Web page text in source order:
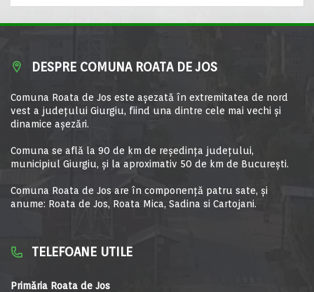
DESPRE COMUNA ROATA DE JOS
Comuna Roata de Jos este aşezată în extremitatea de nord
vest a judeţului Giurgiu, fiind una dintre cele mai vechi şi
dinamice aşezări.
Comuna se află la 90 de km de reşedinţa judeţului,
municipiul Giurgiu, şi la aproximativ 50 de km de Bucureşti.
Comuna Roata de Jos are în componență patru sate, și
anume: Roata de Jos, Roata Mica, Sadina si Cartojani.
TELEFOANE UTILE
Primăria Roata de Jos